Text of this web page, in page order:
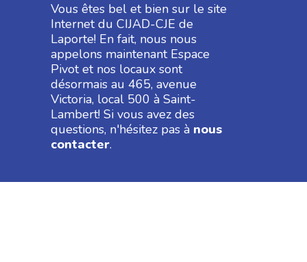
Vous êtes bel et bien sur le site
Internet du CIJAD-CJE de
Laporte! En fait, nous nous
appelons maintenant Espace
Pivot et nos locaux sont
désormais au 465, avenue
Victoria, local 500 à Saint-
Lambert! Si vous avez des
questions, n'hésitez pas à nous
contacter.